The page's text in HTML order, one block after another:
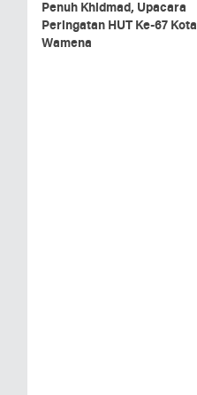
Penuh Khidmad, Upacara
Peringatan HUT Ke-67 Kota
Wamena